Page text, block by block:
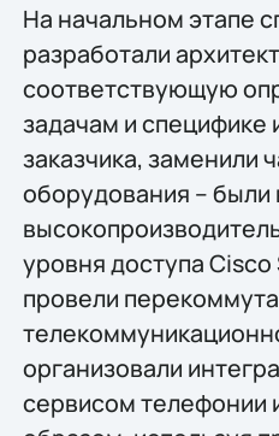
На начальном этапе
разработали
соответствующую
задачам и специфике
заказчика, заменили
оборудования –
уровня доступа
провели
организовали
сервисом телефонии